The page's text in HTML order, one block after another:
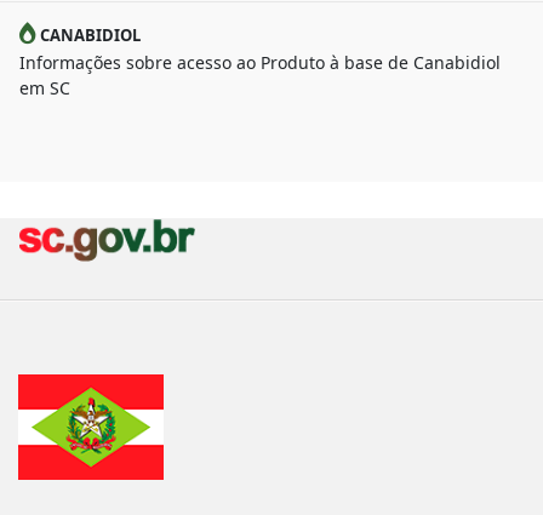
CANABIDIOL
Informações sobre acesso ao Produto à base de Canabidiol
em SC